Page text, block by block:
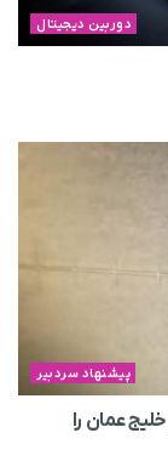
دوربین دیجیتال
پیشنهاد سردبیر
عمان را